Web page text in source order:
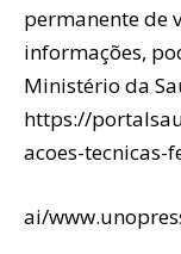
permanente de
informações,
Ministério da
https://
acoes-tecnicas-
ai/